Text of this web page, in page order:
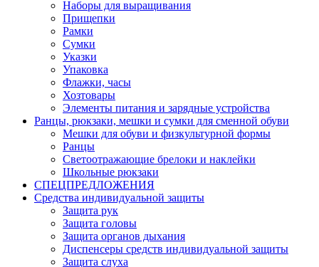
Наборы для выращивания
Прищепки
Рамки
Сумки
Указки
Упаковка
Флажки, часы
Хозтовары
Элементы питания и зарядные устройства
Ранцы, рюкзаки, мешки и сумки для сменной обуви
Мешки для обуви и физкультурной формы
Ранцы
Светоотражающие брелоки и наклейки
Школьные рюкзаки
СПЕЦПРЕДЛОЖЕНИЯ
Средства индивидуальной защиты
Защита рук
Защита головы
Защита органов дыхания
Диспенсеры средств индивидуальной защиты
Защита слуха